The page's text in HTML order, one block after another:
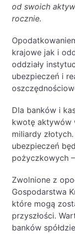
od swoich
rocznie.
krajowe jak i
oddziały
ubezpieczeń i
Dla banków i
kwotę aktywów
miliardy
ubezpieczeń
pożyczkowych
Zwolnione z
Gospodarstwa
które mogą
przyszłości.
banków